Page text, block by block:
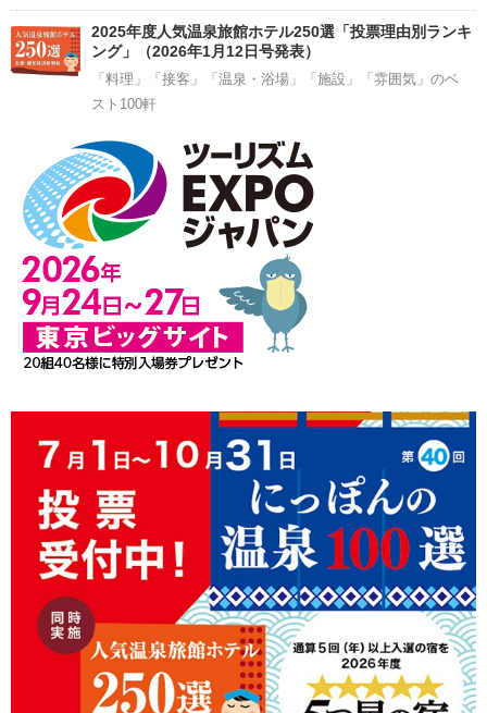
2025年度人気温泉旅館ホテル250選「投票理由別ランキ
ング」（2026年1月12日号発表）
「料理」「接客」「温泉・浴場」「施設」「雰囲気」のベ
スト100軒